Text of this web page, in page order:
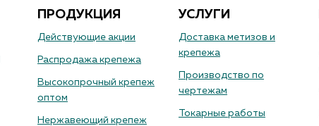
ПРОДУКЦИЯ
Действующие акции
Распродажа крепежа
Высокопрочный крепеж
оптом
Нержавеющий крепеж
УСЛУГИ
Доставка метизов и
крепежа
Производство по
чертежам
Токарные работы